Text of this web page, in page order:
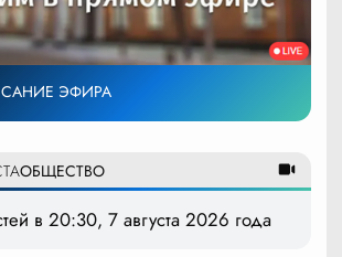
ЭФИРА
ОБЩЕСТВО
в 20:30, 7 августа 2026 года